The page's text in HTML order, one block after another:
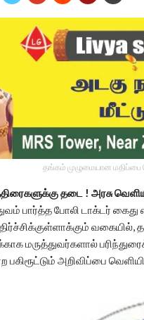
தங்கம் முழுமையான மதிப்பை
தடை ! அரசு
பார்த்த போலி டாக்டர்
மருத்துவர்களால்
அறிவிப்பை